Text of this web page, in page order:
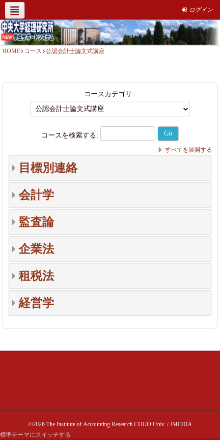
ログイン
経理研究所HP 社会人簿記講座 サポート情報
お問い合わせ
HOME コース 公認会計士論文式講座
コースカテゴリ:
コースを検索する:
すべてを展開する
目標別連絡
会計学
監査論
企業法
租税法
経営学
©2026 The Institute of Accounting Research CHUO Univ. / JMEDIA
標準テーマにスイッチする